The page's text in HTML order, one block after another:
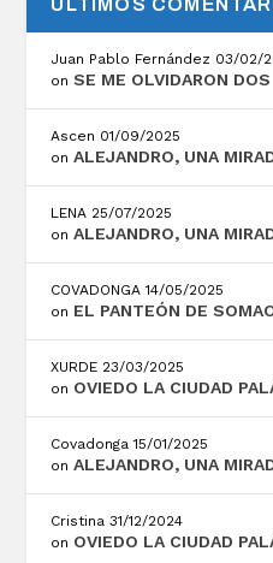
Juan Pablo Fernández 03/02/
onSE ME OLVIDARON DOS
Ascen 01/09/2025
onALEJANDRO, UNA
LENA 25/07/2025
onALEJANDRO, UNA
COVADONGA 14/05/2025
on EL PANTEÓN DE
XURDE 23/03/2025
on OVIEDO LA CIUDAD
Covadonga 15/01/2025
onALEJANDRO, UNA
Cristina 31/12/2024
on OVIEDO LA CIUDAD